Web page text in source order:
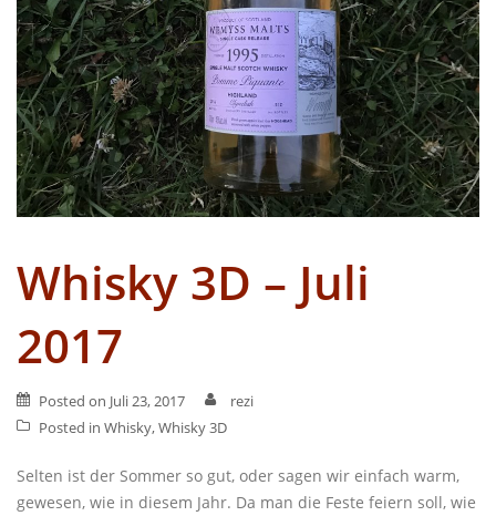
Whisky 3D – Juli
2017
Posted on Juli 23, 2017
rezi
Posted in Whisky,Whisky 3D
Selten ist der Sommer so gut, oder sagen wir einfach warm,
gewesen, wie in diesem Jahr. Da man die Feste feiern soll, wie